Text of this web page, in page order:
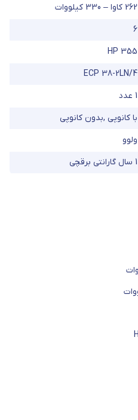
262 کاوا – 330 کیلووات
6
HP 355
ECP 38-2LN/4
1 عدد
با کانوپی ,بدون کانوپی
ولوو
1 سال گارانتی برقچی